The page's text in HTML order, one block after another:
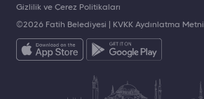
©2026 Fatih Belediyesi | KVKK Aydınlatma Metni
Gizlilik ve Çerez Politikaları